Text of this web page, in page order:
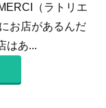
（ラトリエ
お店があるんだ
はあ...